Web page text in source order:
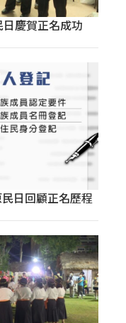
慶賀正名成功
日回顧正名歷程